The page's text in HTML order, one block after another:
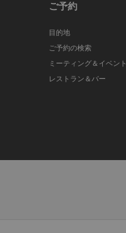
ご予約
目的地
ご予約の検索
ミーティング＆イベント
レストラン＆バー